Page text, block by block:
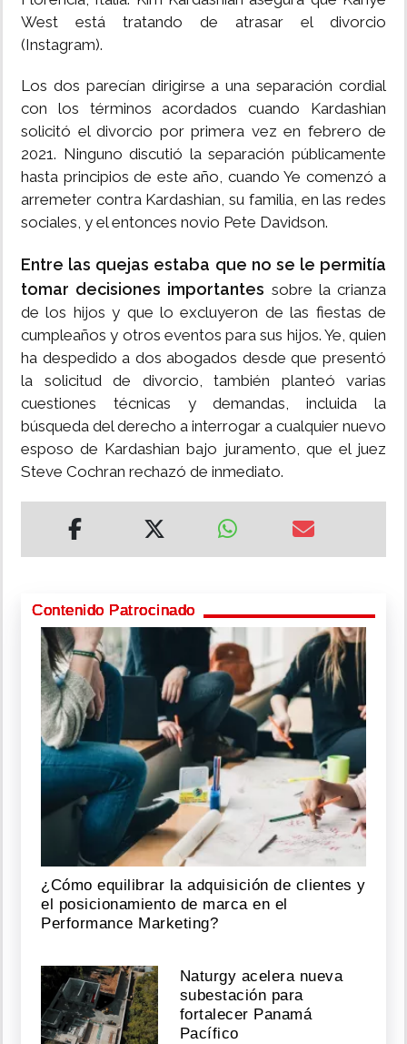
West está tratando de atrasar el divorcio
(Instagram).
Los dos parecían dirigirse a una separación cordial
con los términos acordados cuando Kardashian
solicitó el divorcio por primera vez en febrero de
2021. Ninguno discutió la separación públicamente
hasta principios de este año, cuando Ye comenzó a
arremeter contra Kardashian, su familia, en las redes
sociales, y el entonces novio Pete Davidson.
Entre las quejas estaba que no se le permitía
tomar decisiones importantes sobre la crianza
de los hijos y que lo excluyeron de las fiestas de
cumpleaños y otros eventos para sus hijos. Ye, quien
ha despedido a dos abogados desde que presentó
la solicitud de divorcio, también planteó varias
cuestiones técnicas y demandas, incluida la
búsqueda del derecho a interrogar a cualquier nuevo
esposo de Kardashian bajo juramento, que el juez
Steve Cochran rechazó de inmediato.
Contenido Patrocinado
¿Cómo equilibrar la adquisición de clientes y
el posicionamiento de marca en el
Performance Marketing?
Naturgy acelera nueva
subestación para
fortalecer Panamá
Pacífico